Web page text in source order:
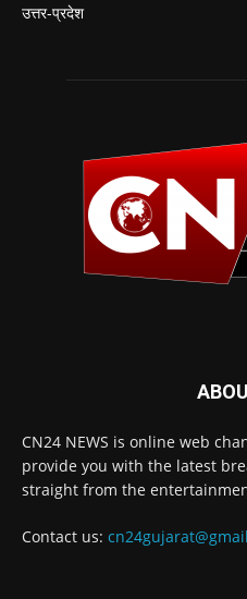
उत्तर-प्रदेश
CN24 NEWS is online web
provide you with the latest
straight from the
Contact us: